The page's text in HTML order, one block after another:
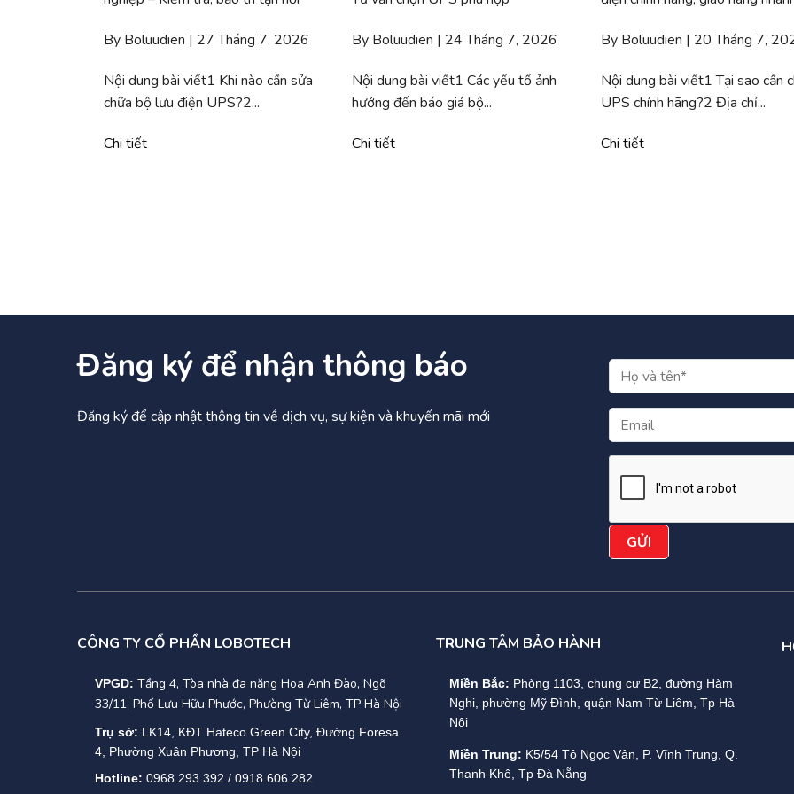
By Boluudien | 27 Tháng 7, 2026
Nội dung bài viết1 Khi nào cần sửa
chữa bộ lưu điện UPS?2...
Chi tiết
By Boluudien | 24 Tháng 7, 2026
Nội dung bài viết1 Các yếu tố ảnh
hưởng đến báo giá bộ...
Chi tiết
By Boluudien | 20 Tháng 7,
Nội dung bài viết1 Tại sao cần
UPS chính hãng?2 Địa chỉ...
Chi tiết
Đăng ký để nhận thông báo
Đăng ký để cập nhật thông tin về dịch vụ, sự kiện và khuyến mãi mới
CÔNG TY CỔ PHẦN LOBOTECH
VPGD: Tầng 4, Tòa nhà đa năng Hoa Anh Đào, Ngõ
33/11, Phố Lưu Hữu Phước, Phường Từ Liêm, TP Hà Nội
Trụ sở: LK14, KĐT Hateco Green City, Đường Foresa
4, Phường Xuân Phương, TP Hà Nội
Hotline: 0968.293.392 / 0918.606.282
TRUNG TÂM BẢO HÀNH
Miền Bắc: Phòng 1103, chung cư B2, đường Hàm
Nghi, phường Mỹ Đình, quận Nam Từ Liêm, Tp Hà
Nội
Miền Trung: K5/54 Tô Ngọc Vân, P. Vĩnh Trung, Q.
Thanh Khê, Tp Đà Nẵng